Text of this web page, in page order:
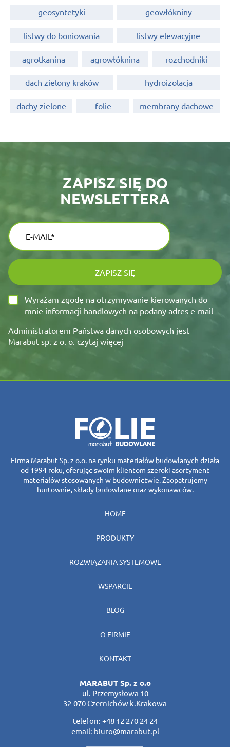
geosyntetyki geowłókniny
listwy do boniowania listwy elewacyjne
agrotkanina agrowłóknina rozchodniki
dach zielony kraków hydroizolacja
dachy zielone folie membrany dachowe
ZAPISZ SIĘ DO
NEWSLETTERA
ZAPISZ SIĘ
Wyrażam zgodę na otrzymywanie kierowanych do
mnie informacji handlowych na podany adres e-mail
Administratorem Państwa danych osobowych jest
Marabut sp. z o. o. czytaj więcej
Firma Marabut Sp. z o.o. na rynku materiałów budowlanych działa
od 1994 roku, oferując swoim klientom szeroki asortyment
materiałów stosowanych w budownictwie. Zaopatrujemy
hurtownie, składy budowlane oraz wykonawców.
HOME
PRODUKTY
ROZWIĄZANIA SYSTEMOWE
WSPARCIE
BLOG
O FIRMIE
KONTAKT
MARABUT Sp. z o.o
ul. Przemysłowa 10
32-070 Czernichów k.Krakowa
telefon: +48 12 270 24 24
email: biuro@marabut.pl